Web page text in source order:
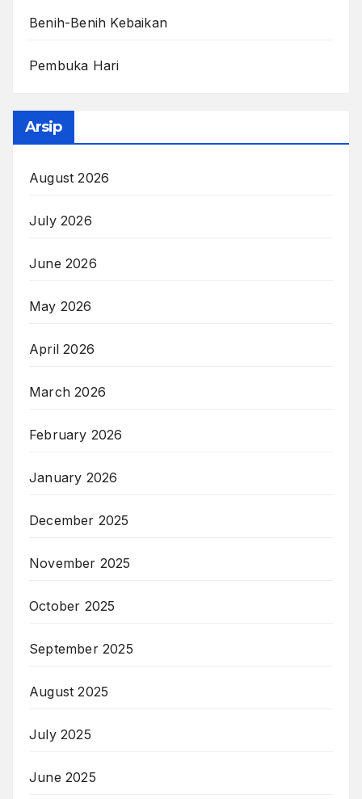
Benih-Benih Kebaikan
Pembuka Hari
Arsip
August 2026
July 2026
June 2026
May 2026
April 2026
March 2026
February 2026
January 2026
December 2025
November 2025
October 2025
September 2025
August 2025
July 2025
June 2025